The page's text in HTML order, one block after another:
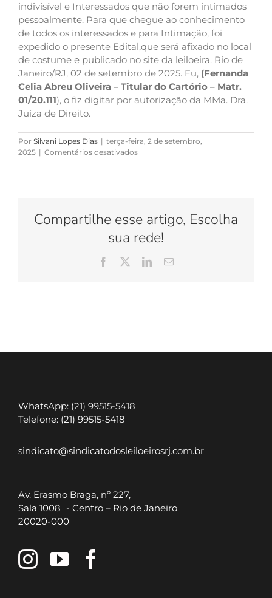
indivisível e Interessados que não forem intimados
pessoalmente. Para que chegue ao conhecimento
de todos os interessados e para Intimação, foi
expedido o presente Edital,que será afixado no local
de costume e publicado no site da leiloeira. Rio de
Janeiro/RJ, 02 de setembro de 2025. Eu, (Fernanda
Celia Abreu Oliveira – Titular do Cartório – Matr.
01/20.111), o fiz digitar por autorização da MMa. Dra.
Juíza de Direito.
Por Silvani Lopes Dias | terça-feira, 2 de setembro,
2025 | Comentários desativadosem
COBERTURA
DA
TIJUCA/RJ
–
VAGAS
Compartilhe esse artigo, Escolha
sua rede!
Facebook LinkedIn
E-
WhatsApp: (21) 99515-5418
Telefone: (21) 99515-5418
sindicato@sindicatodosleiloeirosrj.com.br
Av. Erasmo Braga, nº 227,
Sala 1008 - Centro – Rio de Janeiro
20020-000